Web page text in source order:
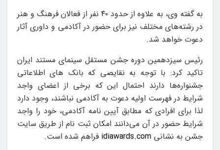
به گفته وی، به علاوه از حدود ۴۰ نفر از فعالان فرهنگ و هنر
در رشته‌های مختلف نیز برای حضور در آکادمی و داوری آثار
دعوت خواهد شد.
رئیس سیزدهمین دوره جشن مستقل سینمای مستند ایران
تاکید کرد: با توجه به نقایصی که بانک های اطلاعاتی
جشنواره‌ها دارند احتمال این که برخی از اعضای واجد
شرایط در فهرست اولیه دعوت به آکادمی نباشند، وجود دارد
لذا برای افرادی که مطابق آیین نامه آکادمی، خود را واجد
شرایط حضور در آن می‌دانند امکان ثبت نام از طریق سایت
جشن به نشانی idiawards.com فراهم شده است.